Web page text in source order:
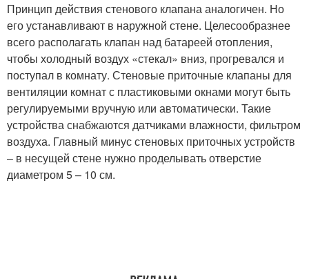
Принцип действия стенового клапана аналогичен. Но
его устанавливают в наружной стене. Целесообразнее
всего располагать клапан над батареей отопления,
чтобы холодный воздух «стекал» вниз, прогревался и
поступал в комнату. Стеновые приточные клапаны для
вентиляции комнат с пластиковыми окнами могут быть
регулируемыми вручную или автоматически. Такие
устройства снабжаются датчиками влажности, фильтром
воздуха. Главный минус стеновых приточных устройств
– в несущей стене нужно проделывать отверстие
диаметром 5 – 10 см.